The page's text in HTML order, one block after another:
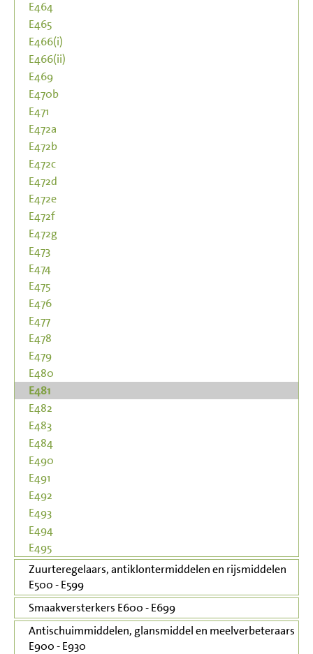
E464
E465
E466(i)
E466(ii)
E469
E470b
E471
E472a
E472b
E472c
E472d
E472e
E472f
E472g
E473
E474
E475
E476
E477
E478
E479
E480
E481
E482
E483
E484
E490
E491
E492
E493
E494
E495
Zuurteregelaars, antiklontermiddelen en rijsmiddelen
E500 - E599
Smaakversterkers E600 - E699
Antischuimmiddelen, glansmiddel en meelverbeteraars
E900 - E930